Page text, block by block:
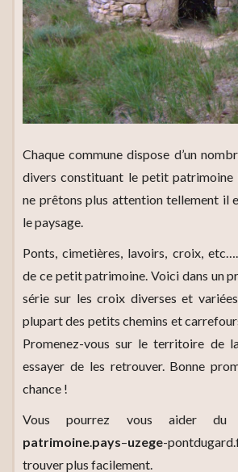
Chaque commune dispose d’un
divers constituant le petit patrimoine
ne prêtons plus attention tellement il
le paysage.
Ponts, cimetières, lavoirs, croix,
de ce petit patrimoine. Voici dans un
série sur les croix diverses et
plupart des petits chemins et
Promenez-vous sur le territoire de
essayer de les retrouver. Bonne
chance !
Vous pourrez vous aider
patrimoine.pays–uzege-
trouver plus facilement.